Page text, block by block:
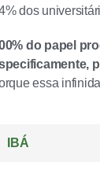
dos
do papel
essa
IBÁ